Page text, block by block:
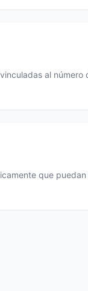
al número
que